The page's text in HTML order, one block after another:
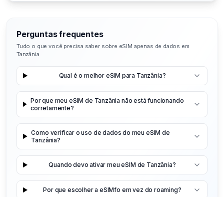
Perguntas frequentes
Tudo o que você precisa saber sobre eSIM apenas de dados em
Tanzânia
Qual é o melhor eSIM para Tanzânia?
Por que meu eSIM de Tanzânia não está funcionando
corretamente?
Como verificar o uso de dados do meu eSIM de
Tanzânia?
Quando devo ativar meu eSIM de Tanzânia?
Por que escolher a eSIMfo em vez do roaming?